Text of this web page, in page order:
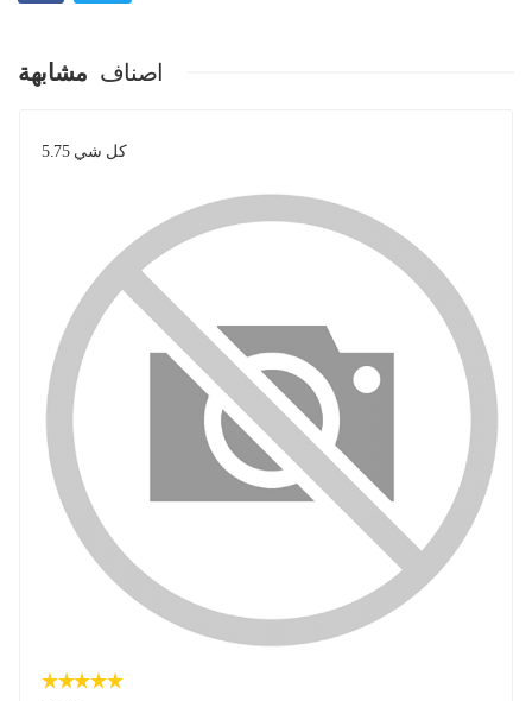
اصناف مشابهة
كل شي 5.75